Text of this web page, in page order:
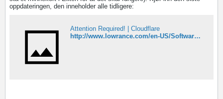
oppdateringen, den inneholder alle tidligere:
Attention Required! | Cloudflare
http://www.lowrance.com/en-US/Software-Updates/Elite-Ti-Software-Upgrade-v-25/